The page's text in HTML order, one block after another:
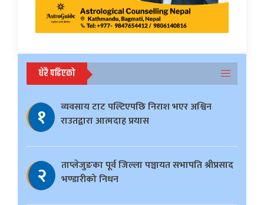
धेरै पढिएको
१
व्यवसाय टाट पल्टिएपछि निराश भएर अश्विन
राउतद्वारा आत्मदाह प्रयास
२
ताप्लेजुङका पूर्व जिल्ला पञ्चायत सभापति श्रीप्रसाद
भण्डारीको निधन